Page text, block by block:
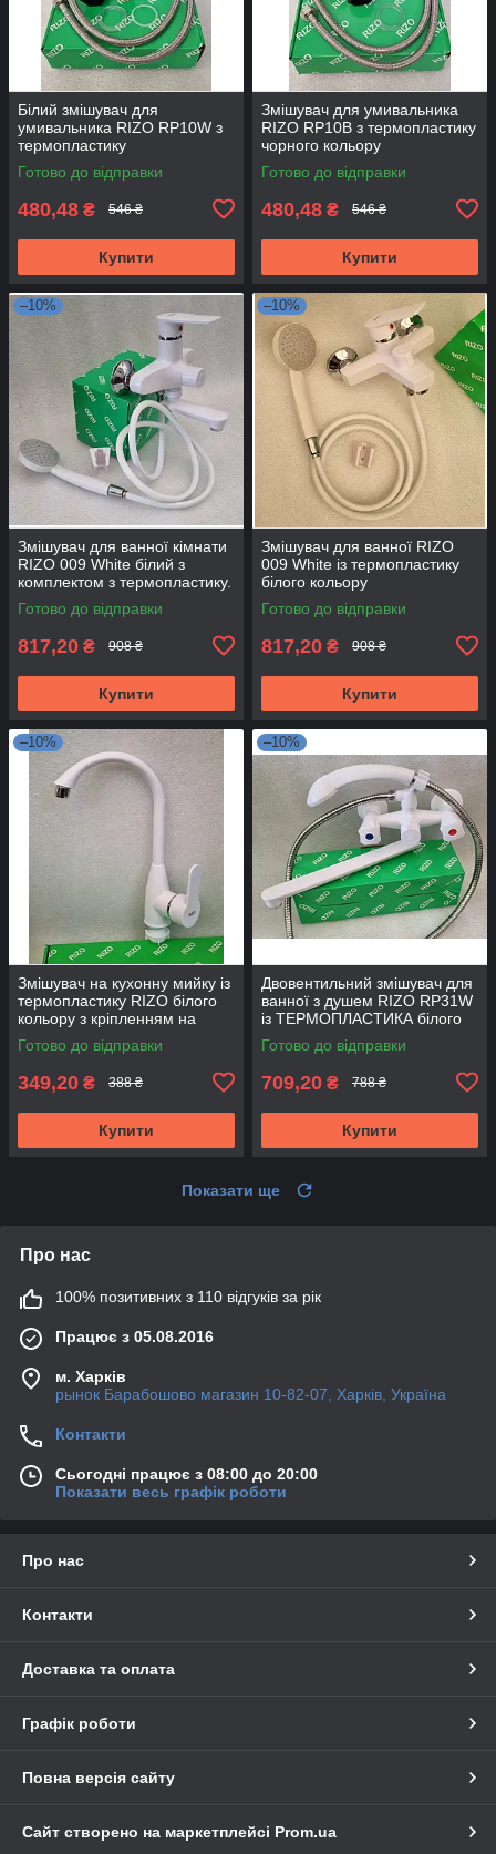
Білий змішувач для
умивальника RIZO RP10W з
термопластику
Готово до відправки
480,48 ₴ 546 ₴
Купити
Змішувач для умивальника
RIZO RP10B з термопластику
чорного кольору
Готово до відправки
480,48 ₴ 546 ₴
Купити
–10%
Змішувач для ванної кімнати
RIZO 009 White білий з
комплектом з термопластику.
Готово до відправки
817,20 ₴ 908 ₴
Купити
–10%
Змішувач для ванної RIZO
009 White із термопластику
білого кольору
Готово до відправки
817,20 ₴ 908 ₴
Купити
–10%
Змішувач на кухонну мийку із
термопластику RIZO білого
кольору з кріпленням на
гайці
Готово до відправки
349,20 ₴ 388 ₴
Купити
–10%
Двовентильний змішувач для
ванної з душем RIZO RP31W
із ТЕРМОПЛАСТИКА білого
кольору
Готово до відправки
709,20 ₴ 788 ₴
Купити
Показати ще
Про нас
100% позитивних з 110 відгуків за рік
Працює з 05.08.2016
м. Харків
рынок Барабошово магазин 10-82-07, Харків, Україна
Контакти
Сьогодні працює з 08:00 до 20:00
Показати весь графік роботи
Про нас
Контакти
Доставка та оплата
Графік роботи
Повна версія сайту
Сайт створено на маркетплейсі Prom.ua